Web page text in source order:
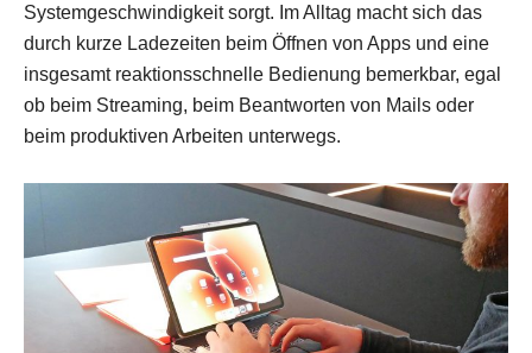
Systemgeschwindigkeit sorgt. Im Alltag macht sich das
durch kurze Ladezeiten beim Öffnen von Apps und eine
insgesamt reaktionsschnelle Bedienung bemerkbar, egal
ob beim Streaming, beim Beantworten von Mails oder
beim produktiven Arbeiten unterwegs.